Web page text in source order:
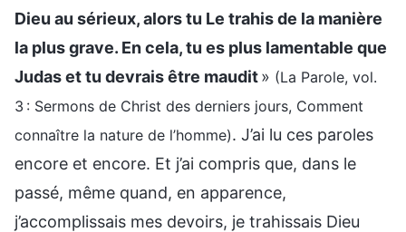
Dieu au sérieux, alors tu Le trahis de la manière
la plus grave. En cela, tu es plus lamentable que
Judas et tu devrais être maudit» (La Parole, vol.
3 : Sermons de Christ des derniers jours, Comment
connaître la nature de l’homme). J’ai lu ces paroles
encore et encore. Et j’ai compris que, dans le
passé, même quand, en apparence,
j’accomplissais mes devoirs, je trahissais Dieu